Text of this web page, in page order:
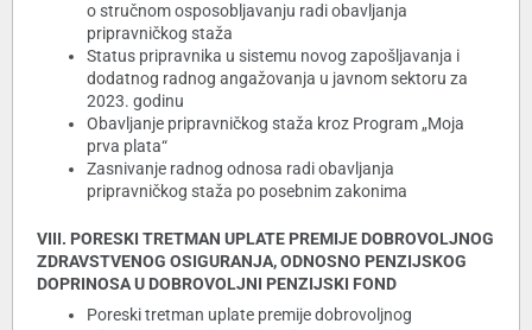
o stručnom osposobljavanju radi obavljanja
pripravničkog staža
Status pripravnika u sistemu novog zapošljavanja i
dodatnog radnog angažovanja u javnom sektoru za
2023. godinu
Obavljanje pripravničkog staža kroz Program „Moja
prva plata“
Zasnivanje radnog odnosa radi obavljanja
pripravničkog staža po posebnim zakonima
VIII. PORESKI TRETMAN UPLATE PREMIJE DOBROVOLJNOG
ZDRAVSTVENOG OSIGURANJA, ODNOSNO PENZIJSKOG
DOPRINOSA U DOBROVOLJNI PENZIJSKI FOND
Poreski tretman uplate premije dobrovoljnog